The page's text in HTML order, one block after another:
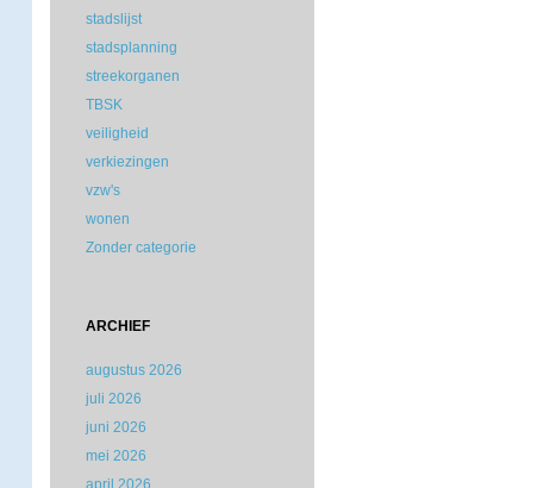
stadslijst
stadsplanning
streekorganen
TBSK
veiligheid
verkiezingen
vzw's
wonen
Zonder categorie
ARCHIEF
augustus 2026
juli 2026
juni 2026
mei 2026
april 2026